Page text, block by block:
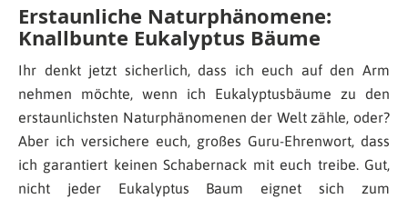
Erstaunliche Naturphänomene:
Knallbunte Eukalyptus Bäume
Ihr denkt jetzt sicherlich, dass ich euch auf den Arm
nehmen möchte, wenn ich Eukalyptusbäume zu den
erstaunlichsten Naturphänomenen der Welt zähle, oder?
Aber ich versichere euch, großes Guru-Ehrenwort, dass
ich garantiert keinen Schabernack mit euch treibe. Gut,
nicht jeder Eukalyptus Baum eignet sich zum